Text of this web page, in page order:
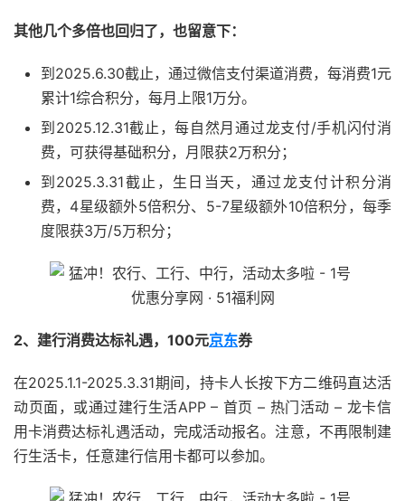
其他几个多倍也回归了，也留意下：
到2025.6.30截止，通过微信支付渠道消费，每消费1元
累计1综合积分，每月上限1万分。
到2025.12.31截止，每自然月通过龙支付/手机闪付消
费，可获得基础积分，月限获2万积分；
到2025.3.31截止，生日当天，通过龙支付计积分消
费，4星级额外5倍积分、5-7星级额外10倍积分，每季
度限获3万/5万积分；
2、建行消费达标礼遇，100元京东券
在2025.1.1-2025.3.31期间，持卡人长按下方二维码直达活
动页面，或通过建行生活APP – 首页 – 热门活动 – 龙卡信
用卡消费达标礼遇活动，完成活动报名。注意，不再限制建
行生活卡，任意建行信用卡都可以参加。